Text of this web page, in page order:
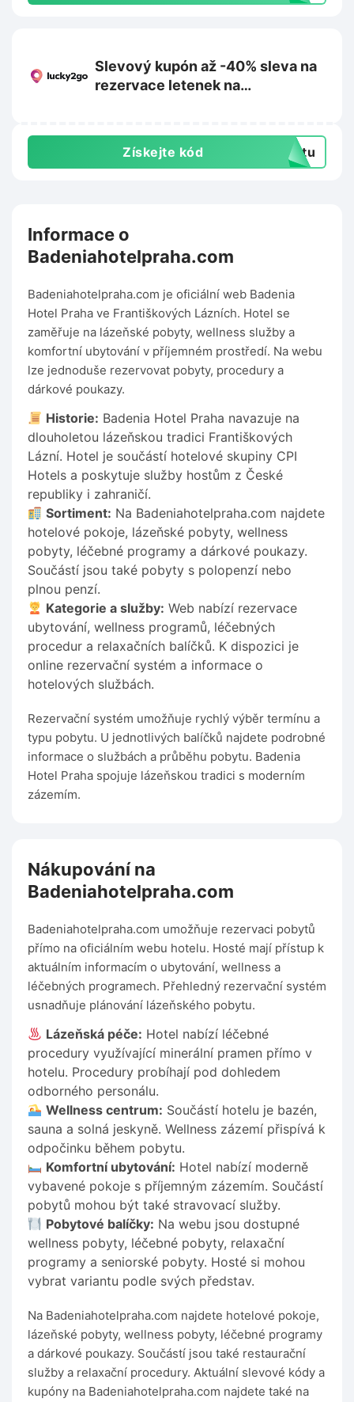
Slevový kupón až -40% sleva na
rezervace letenek na
Získejte kód extu
Informace o
Badeniahotelpraha.com
Badeniahotelpraha.com je oficiální web Badenia
Hotel Praha ve Františkových Lázních. Hotel se
zaměřuje na lázeňské pobyty, wellness služby a
komfortní ubytování v příjemném prostředí. Na webu
lze jednoduše rezervovat pobyty, procedury a
dárkové poukazy.
Historie: Badenia Hotel Praha navazuje na
dlouholetou lázeňskou tradici Františkových
Lázní. Hotel je součástí hotelové skupiny CPI
Hotels a poskytuje služby hostům z České
republiky i zahraničí.
Sortiment: Na Badeniahotelpraha.com najdete
hotelové pokoje, lázeňské pobyty, wellness
pobyty, léčebné programy a dárkové poukazy.
Součástí jsou také pobyty s polopenzí nebo
plnou penzí.
Kategorie a služby: Web nabízí rezervace
ubytování, wellness programů, léčebných
procedur a relaxačních balíčků. K dispozici je
online rezervační systém a informace o
hotelových službách.
Rezervační systém umožňuje rychlý výběr termínu a
typu pobytu. U jednotlivých balíčků najdete podrobné
informace o službách a průběhu pobytu. Badenia
Hotel Praha spojuje lázeňskou tradici s moderním
zázemím.
Nákupování na
Badeniahotelpraha.com
Badeniahotelpraha.com umožňuje rezervaci pobytů
přímo na oficiálním webu hotelu. Hosté mají přístup k
aktuálním informacím o ubytování, wellness a
léčebných programech. Přehledný rezervační systém
usnadňuje plánování lázeňského pobytu.
Lázeňská péče: Hotel nabízí léčebné
procedury využívající minerální pramen přímo v
hotelu. Procedury probíhají pod dohledem
odborného personálu.
Wellness centrum: Součástí hotelu je bazén,
sauna a solná jeskyně. Wellness zázemí přispívá k
odpočinku během pobytu.
Komfortní ubytování: Hotel nabízí moderně
vybavené pokoje s příjemným zázemím. Součástí
pobytů mohou být také stravovací služby.
Pobytové balíčky: Na webu jsou dostupné
wellness pobyty, léčebné pobyty, relaxační
programy a seniorské pobyty. Hosté si mohou
vybrat variantu podle svých představ.
Na Badeniahotelpraha.com najdete hotelové pokoje,
lázeňské pobyty, wellness pobyty, léčebné programy
a dárkové poukazy. Součástí jsou také restaurační
služby a relaxační procedury. Aktuální slevové kódy a
kupóny na Badeniahotelpraha.com najdete také na